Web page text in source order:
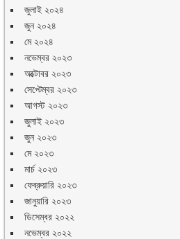
জুলাই ২০২৪
জুন ২০২৪
মে ২০২৪
নভেম্বর ২০২৩
অক্টোবর ২০২৩
সেপ্টেম্বর ২০২৩
আগস্ট ২০২৩
জুলাই ২০২৩
জুন ২০২৩
মে ২০২৩
মার্চ ২০২৩
ফেব্রুয়ারি ২০২৩
জানুয়ারি ২০২৩
ডিসেম্বর ২০২২
নভেম্বর ২০২২